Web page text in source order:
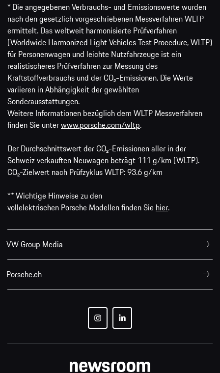
* Die angegebenen Verbrauchs- und Emissionswerte wurden
nach den gesetzlich vorgeschriebenen Messverfahren WLTP
ermittelt. Das weltweit harmonisierte Prüfverfahren
(Worldwide Harmonized Light Vehicles Test Procedure, WLTP)
für Personenwagen und leichte Nutzfahrzeuge ist ein
realistischeres Prüfverfahren zur Messung des
Kraftstoffverbrauchs und der CO₂-Emissionen. Die Werte
variieren in Abhängigkeit der gewählten
Sonderausstattungen.
Weitere Informationen bezüglich dem WLTP Messverfahren
finden Sie unterwww.porsche.com/wltp.
Der Durchschnittswert der CO₂-Emissionen aller in der
Schweiz verkauften Neuwagen beträgt 111 g/km (WLTP).
CO₂-Zielwert nach Prüfzyklus WLTP: 93.6 g/km
** Wichtige Hinweise zu den
vollelektrischen Porsche Modellen finden Sie hier.
VW Group Media
Porsche.ch